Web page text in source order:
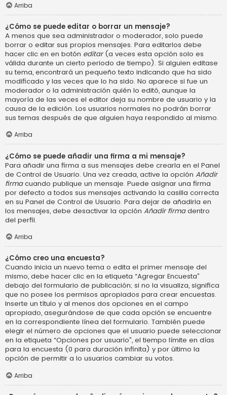
Arriba
¿Cómo se puede editar o borrar un mensaje?
A menos que sea administrador o moderador, solo puede
borrar o editar sus propios mensajes. Para editarlos debe
hacer clic en en botón editar(a veces esta opción solo es
válida durante un cierto periodo de tiempo). Si alguien editase
su tema, encontrará un pequeño texto indicando que ha sido
modificado y las veces que lo ha sido. No aparece si fue un
moderador o la administración quién lo editó, aunque la
mayoría de las veces el editor deja su nombre de usuario y la
causa de la edición. Los usuarios normales no podrán borrar
sus temas después de que alguien haya respondido al mismo.
Arriba
¿Cómo se puede añadir una firma a mi mensaje?
Para añadir una firma a sus mensajes debe crearla en el Panel
de Control de Usuario. Una vez creada, active la opción Añadir
firmacuando publique un mensaje. Puede asignar una firma
por defecto a todos sus mensajes activando la casilla correcta
en su Panel de Control de Usuario. Para dejar de añadirla en
los mensajes, debe desactivar la opción Añadir firmadentro
del perfil.
Arriba
¿Cómo creo una encuesta?
Cuando inicia un nuevo tema o edita el primer mensaje del
mismo, debe hacer clic en la etiqueta “Agregar Encuesta”
debajo del formulario de publicación; si no la visualiza, significa
que no posee los permisos apropiados para crear encuestas.
Inserte un título y al menos dos opciones en el campo
apropiado, asegurándose de que cada opción se encuentre
en la correspondiente línea del formulario. También puede
elegir el número de opciones que el usuario puede seleccionar
en la etiqueta “Opciones por usuario”, el tiempo límite en días
para la encuesta (0 para duración infinita) y por último la
opción de permitir a lo usuarios cambiar su votos.
Arriba